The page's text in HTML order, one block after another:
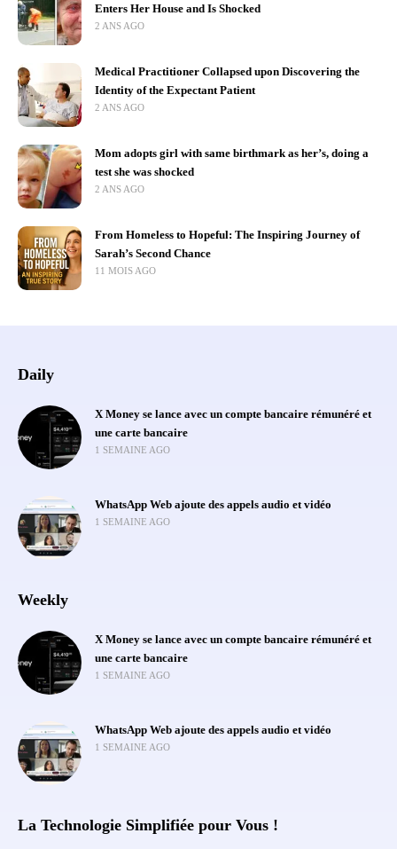
Enters Her House and Is Shocked
2 ANS AGO
Medical Practitioner Collapsed upon Discovering the
Identity of the Expectant Patient
2 ANS AGO
Mom adopts girl with same birthmark as her’s, doing a
test she was shocked
2 ANS AGO
From Homeless to Hopeful: The Inspiring Journey of
Sarah’s Second Chance
11 MOIS AGO
Daily
X Money se lance avec un compte bancaire rémunéré et
une carte bancaire
1 SEMAINE AGO
WhatsApp Web ajoute des appels audio et vidéo
1 SEMAINE AGO
Weekly
X Money se lance avec un compte bancaire rémunéré et
une carte bancaire
1 SEMAINE AGO
WhatsApp Web ajoute des appels audio et vidéo
1 SEMAINE AGO
La Technologie Simplifiée pour Vous !